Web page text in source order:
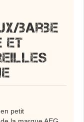
barbe
et
petit